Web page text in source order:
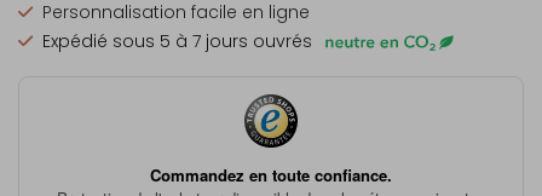
Personnalisation facile en ligne
Expédié sous 5 à 7 jours ouvrés